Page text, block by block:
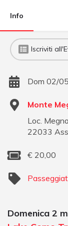
Info
Iscriviti
Dom 02/
Monte
Loc. Megna
22033
€ 20,00
Domenica 2